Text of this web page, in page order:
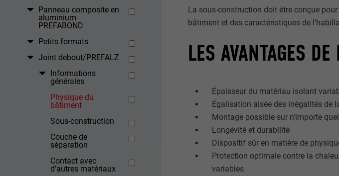
Panneau composite en
aluminium
PREFABOND
Petits formats
Joint debout/PREFALZ
Informations
générales
Physique du
bâtiment
Sous-construction
Couche de
séparation
Contact avec
d’autres matériaux
La sous-construction doit être conçue
bâtiment et des caractéristiques de
LES AVANTAGES
Épaisseur du matériau isolant
Égalisation aisée des inégalités de
Montage possible sur n’importe
Longévité et durabilité
Dispositif sûr en matière de
Protection optimale contre la
variables